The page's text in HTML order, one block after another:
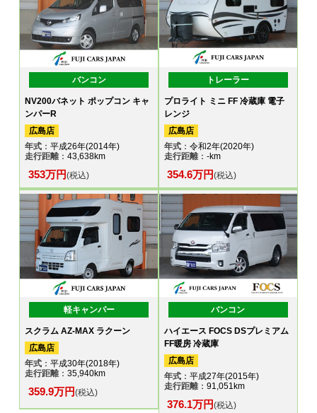
バンコン
NV200バネット ポップコン キャ
ンパーR
広島店
年式 ：平成26年(2014年)
走行距離：43,638km
353万円(税込)
トレーラー
プロライト ミニ FF 冷蔵庫 電子
レンジ
広島店
年式：令和2年(2020年)
走行距離：-km
354.6万円(税込)
軽キャンパー
スクラム AZ-MAX ラクーン
広島店
年式 ：平成30年(2018年)
走行距離：35,940km
359.9万円(税込)
バンコン
ハイエース FOCS DSプレミアム
FF暖房 冷蔵庫
広島店
年式：平成27年(2015年)
走行距離：91,051km
376.1万円(税込)